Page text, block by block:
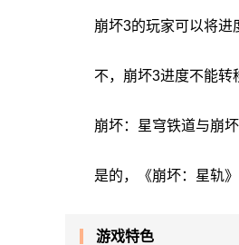
崩坏3的玩家可以将进
不，崩坏3进度不能转
崩坏：星穹铁道与崩
是的，《崩坏：星轨
游戏特色